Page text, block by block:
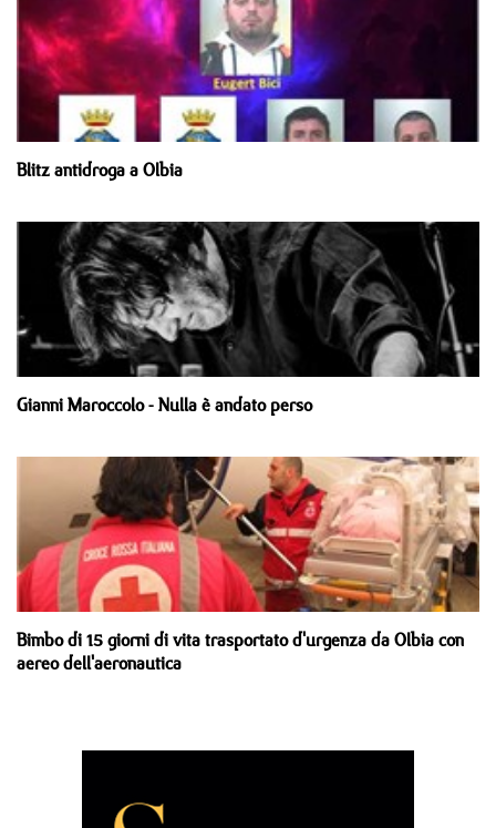
Blitz antidroga a Olbia
Gianni Maroccolo - Nulla è andato perso
Bimbo di 15 giorni di vita trasportato d'urgenza da Olbia con
aereo dell'aeronautica